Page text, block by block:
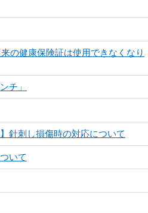
の健康保険証は使用できなくなり
チ」
針刺し損傷時の対応について
いて